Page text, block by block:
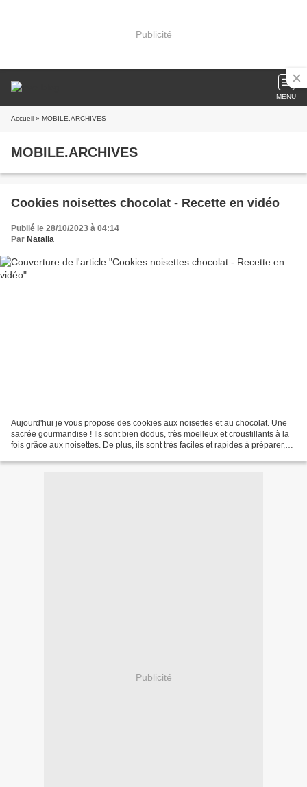
Publicité
MENU
Accueil » MOBILE.ARCHIVES
MOBILE.ARCHIVES
Cookies noisettes chocolat - Recette en vidéo
Publié le 28/10/2023 à 04:14
Par Natalia
Aujourd'hui je vous propose des cookies aux noisettes et au chocolat. Une
sacrée gourmandise ! Ils sont bien dodus, très moelleux et croustillants à la
fois grâce aux noisettes. De plus, ils sont très faciles et rapides à préparer,
Publicité